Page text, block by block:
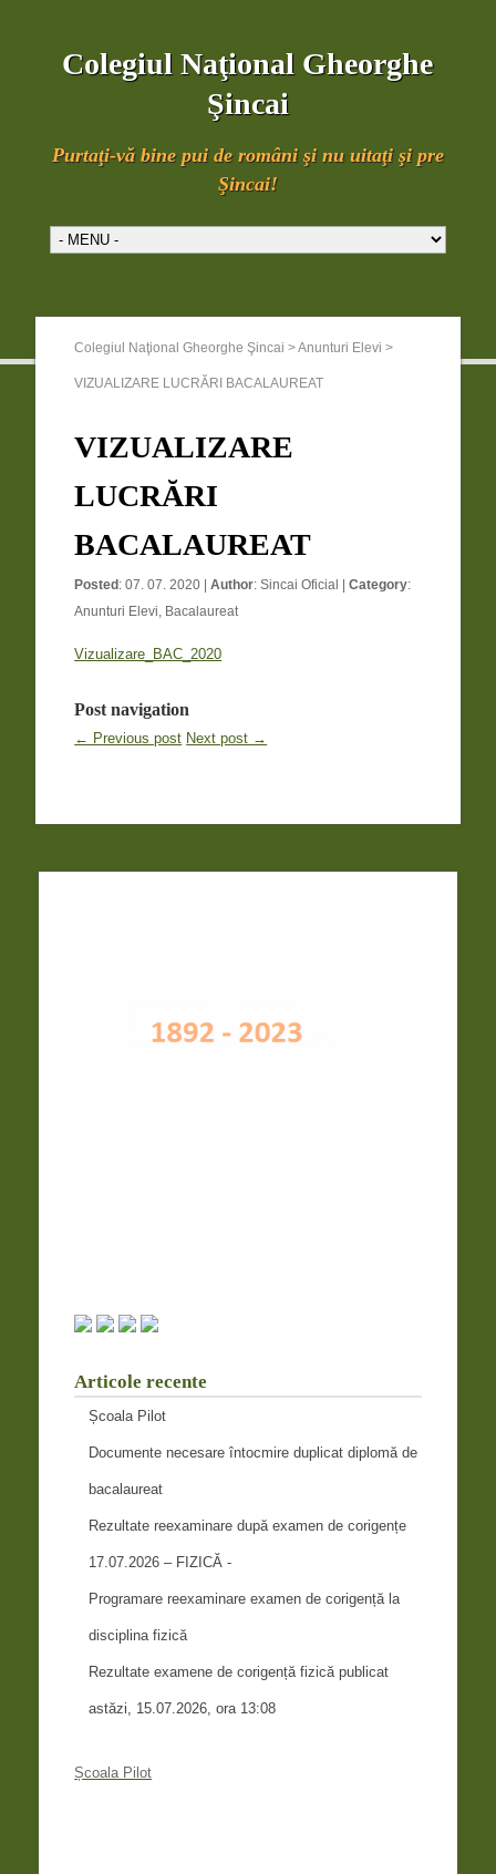
Colegiul Naţional Gheorghe
Şincai
Purtaţi-vă bine pui de români şi nu uitaţi şi pre
Şincai!
Colegiul Naţional Gheorghe Şincai >Anunturi Elevi >
VIZUALIZARE LUCRĂRI BACALAUREAT
VIZUALIZARE
LUCRĂRI
BACALAUREAT
Posted : 07. 07. 2020 |Author:Sincai Oficial |Category:
Anunturi Elevi, Bacalaureat
Vizualizare_BAC_2020
Post navigation
← Previous post Next post →
Articole recente
Școala Pilot
Documente necesare întocmire duplicat diplomă de
bacalaureat
Rezultate reexaminare după examen de corigențe
17.07.2026 – FIZICĂ -
Programare reexaminare examen de corigență la
disciplina fizică
Rezultate examene de corigență fizică publicat
astăzi, 15.07.2026, ora 13:08
Școala Pilot